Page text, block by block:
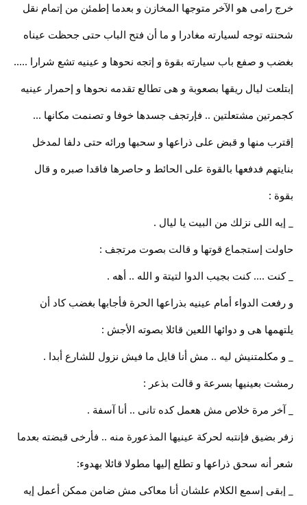
خرج رامى هو الآخر متوجها المخازن و بعدما إطمئن من إتمام نقل
شحنته توجه لسيارته مغادرا و ما أن فتح الباب حتى جحظت عيناه
بغضب و صفع باب سيارته بقوة و إتجه نحوها و عينيه تشع شرارا .....
إبتلعت ليال ريقها بصعوبة و هى تطالع تقدمه نحوها و إحمرار عينيه
كجمرتين مشتعلتين .. فإرتجف جسدها خوفا و تصنمت مكانها ...
إقترب منها و قبض على ذراعها و سحبها ورائه حتى دلفا لمدخل
بنايتهم فدفعها بالقوة على الحائط و حاصرها فاقدا صبره و قال
بقوة :
_ إيه اللى نزلك من البيت يا ليال .
حاولت إستجماع قوتها و قالت بصوت مرتجف :
_ كنت .... كنت بجيب الدوا لتيتة و الله .. أهه .
و رفعت الدواء أمام عينيه بذراعها الحرة فأجابها بغضب كاد أن
يلتهمها هى و دوائها اللعين قائلا بصوته الأجش :
_ و مكلمتنيش ليه .. مش أنا قايل ما فيش نزول للشارع أبدا .
رمشت بعينيها بسرعة و قالت بذعر :
_ آخر مرة خلاص مش هعمل كده تانى .. أنا آسفة .
زفر بضيق فإنتبه لحركة عينيها المذعورة منه .. فأرخى قبضته بعدما
شعر أنه سحق ذراعها و تطلع إليها مطولا قائلا بهدوء:
_ إبقى إسمع الكلام علشان أنا معاكى مش ضامن ممكن أعمل إيه